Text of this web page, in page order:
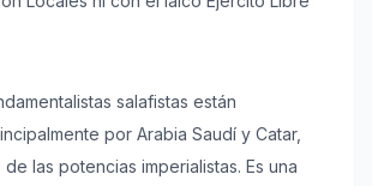
salafistas están
por Arabia Saudí y Catar,
las potencias imperialistas. Es una